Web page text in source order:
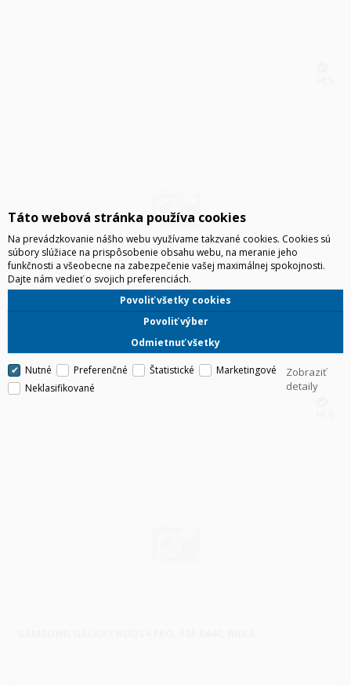
SAMSUNG GALAXY BUDS4 PRO, SM-R640, ČIERNA
Táto webová stránka používa cookies
Na prevádzkovanie nášho webu využívame takzvané cookies. Cookies sú
súbory slúžiace na prispôsobenie obsahu webu, na meranie jeho
funkčnosti a všeobecne na zabezpečenie vašej maximálnej spokojnosti.
Dajte nám vedieť o svojich preferenciách.
Odmietnuť všetky
Povoliť výber
Povoliť všetky cookies
Nutné Preferenčné Štatistické
Marketingové
Neklasifikované
Zobraziť
detaily